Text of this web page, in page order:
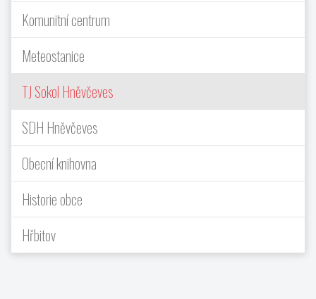
Komunitní centrum
Meteostanice
TJ Sokol Hněvčeves
SDH Hněvčeves
Obecní knihovna
Historie obce
Hřbitov